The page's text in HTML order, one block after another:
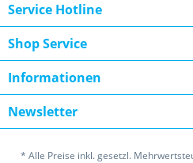
Service Hotline
Shop Service
Informationen
Newsletter
* Alle Preise inkl. gesetzl.